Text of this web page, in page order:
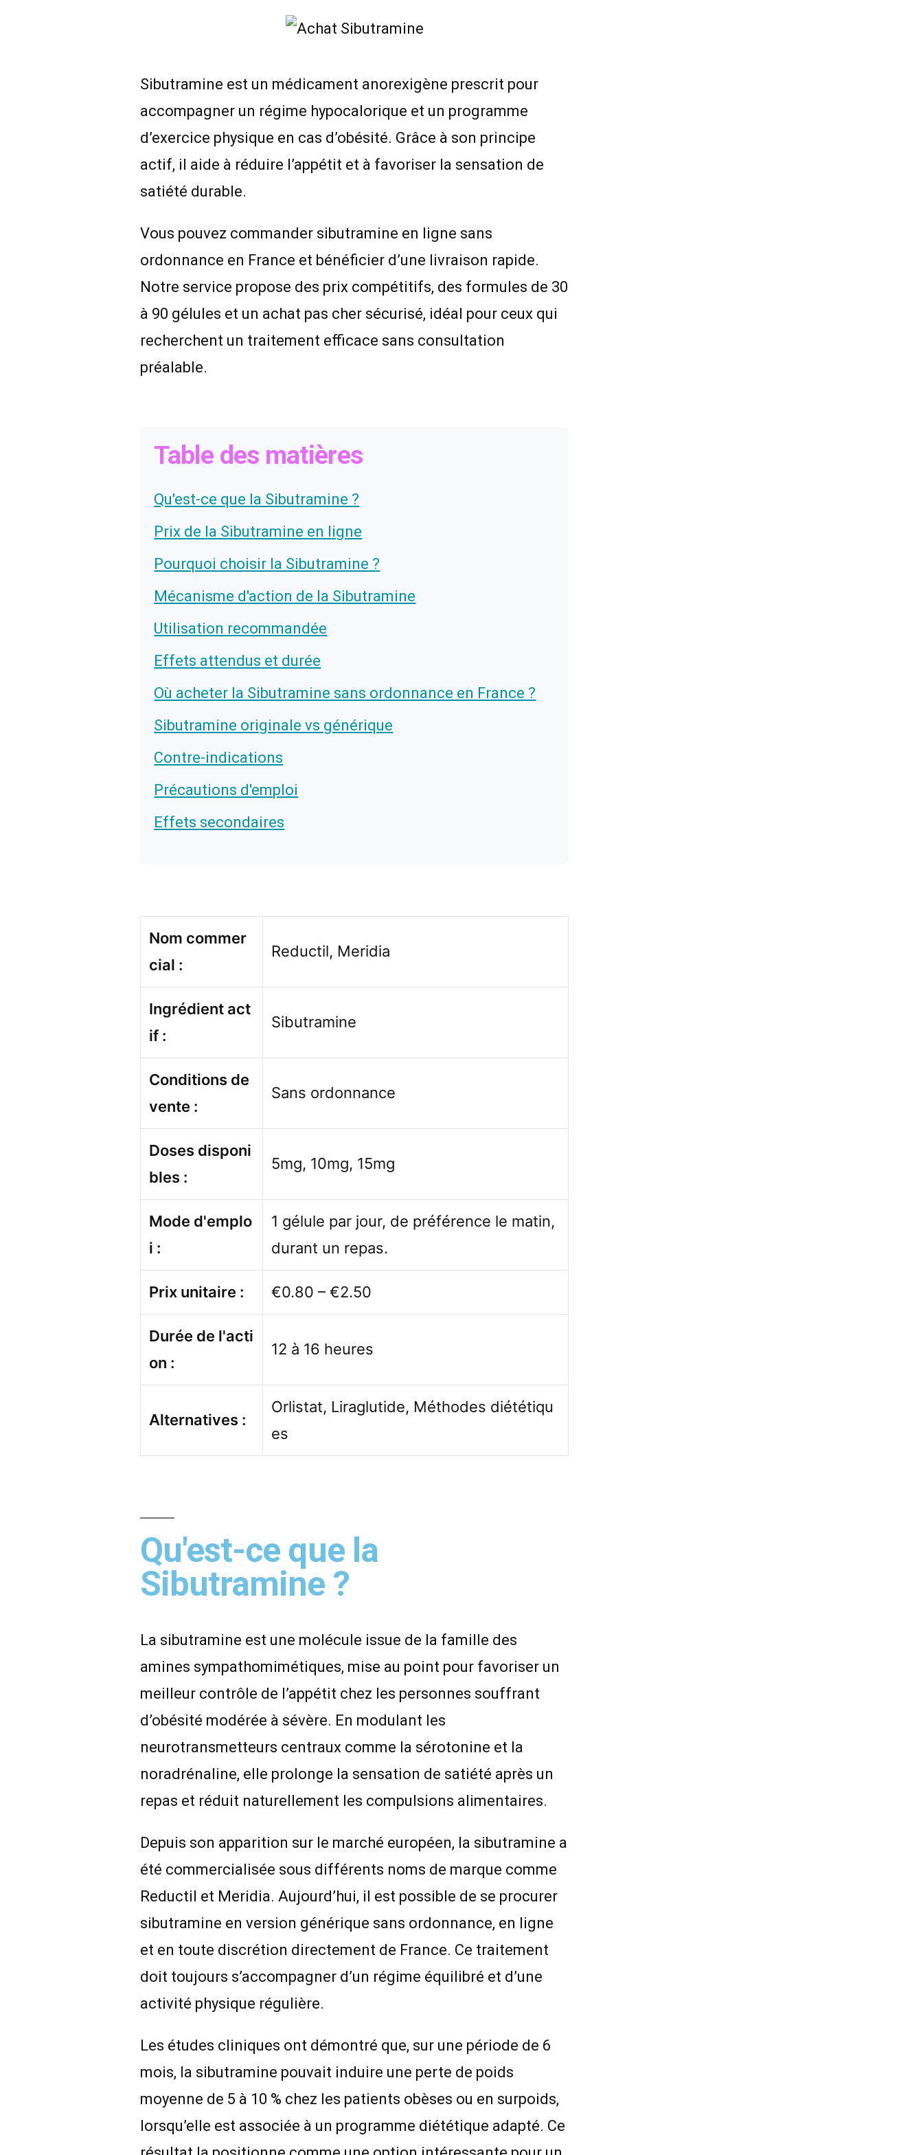
Sibutramine est un médicament anorexigène prescrit pour
accompagner un régime hypocalorique et un programme
d’exercice physique en cas d’obésité. Grâce à son principe
actif, il aide à réduire l’appétit et à favoriser la sensation de
satiété durable.
Vous pouvez commander sibutramine en ligne sans
ordonnance en France et bénéficier d’une livraison rapide.
Notre service propose des prix compétitifs, des formules de 30
à 90 gélules et un achat pas cher sécurisé, idéal pour ceux qui
recherchent un traitement efficace sans consultation
préalable.
Table des matières
Qu'est-ce que la Sibutramine ?
Prix de la Sibutramine en ligne
Pourquoi choisir la Sibutramine ?
Mécanisme d'action de la Sibutramine
Utilisation recommandée
Effets attendus et durée
Où acheter la Sibutramine sans ordonnance en France ?
Sibutramine originale vs générique
Contre-indications
Précautions d'emploi
Effets secondaires
Nom commer
cial :
Reductil, Meridia
Ingrédient act
if :
Sibutramine
Conditions de
vente :
Sans ordonnance
Doses disponi
bles :
5mg, 10mg, 15mg
Mode d'emplo
i :
1 gélule par jour, de préférence le matin,
durant un repas.
Prix unitaire : €0.80 – €2.50
Durée de l'acti
on :
12 à 16 heures
Alternatives :
Orlistat, Liraglutide, Méthodes diététiqu
es
Qu'est-ce que la
Sibutramine ?
La sibutramine est une molécule issue de la famille des
amines sympathomimétiques, mise au point pour favoriser un
meilleur contrôle de l’appétit chez les personnes souffrant
d’obésité modérée à sévère. En modulant les
neurotransmetteurs centraux comme la sérotonine et la
noradrénaline, elle prolonge la sensation de satiété après un
repas et réduit naturellement les compulsions alimentaires.
Depuis son apparition sur le marché européen, la sibutramine a
été commercialisée sous différents noms de marque comme
Reductil et Meridia. Aujourd’hui, il est possible de se procurer
sibutramine en version générique sans ordonnance, en ligne
et en toute discrétion directement de France. Ce traitement
doit toujours s’accompagner d’un régime équilibré et d’une
activité physique régulière.
Les études cliniques ont démontré que, sur une période de 6
mois, la sibutramine pouvait induire une perte de poids
moyenne de 5 à 10 % chez les patients obèses ou en surpoids,
lorsqu’elle est associée à un programme diététique adapté. Ce